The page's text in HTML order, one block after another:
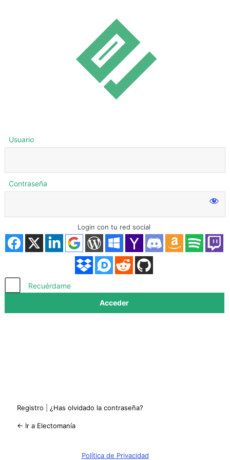
Acceder
Usuario
Contraseña
Login con tu red social
Recuérdame
Registro ¿Has olvidado la contraseña?
← Ir a Electomanía
Política de Privacidad